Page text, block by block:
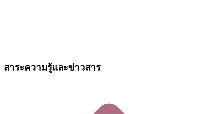
สาระความรู้และข่าวสาร